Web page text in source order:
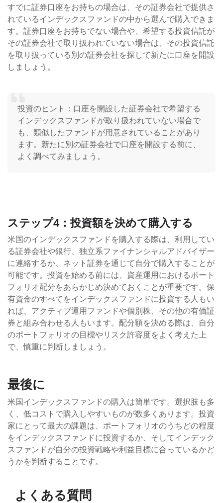
すでに証券口座をお持ちの場合は、その証券会社で提供さ
れているインデックスファンドの中から選んで購入できま
す。証券口座をお持ちでない場合や、希望する投資信託が
その証券会社で取り扱われていない場合は、その投資信託
を取り扱っている別の証券会社を探して新たに口座を開設
しましょう。
投資のヒント：口座を開設した証券会社で希望する
インデックスファンドが取り扱われていない場合で
も、類似したファンドが用意されていることがあり
ます。新たに別の証券会社で口座を開設する前に、
よく調べてみましょう。
ステップ4：投資額を決めて購入する
米国のインデックスファンドを購入する際は、利用してい
る証券会社や銀行、独立系ファイナンシャルアドバイザー
に連絡するか、ネット証券を通じて自分で購入することが
可能です。投資を始める前には、資産運用におけるポート
フォリオ配分をあらかじめ決めておくことが重要です。保
有資金のすべてをインデックスファンドに投資する人もい
れば、アクティブ運用ファンドや個別株、その他の有価証
券と組み合わせる人もいます。配分額を決める際は、自分
のポートフォリオの目標やリスク許容度をよく考えた上
で、慎重に判断しましょう。
最後に
米国インデックスファンドの購入は簡単です。選択肢も多
く、低コストで購入しやすいものが数多くあります。投資
家にとって最大の課題は、ポートフォリオのうちどの程度
をインデックスファンドに投資するか、そしてインデック
スファンドが自分の投資戦略や利益目標に合っているかど
うかを判断することです。
よくある質問